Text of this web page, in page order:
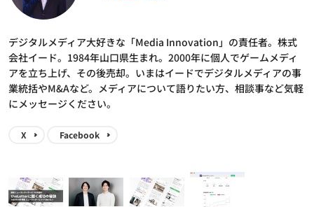
デジタルメディア大好きな「Media Innovation」の責任者。株式
会社イード。1984年山口県生まれ。2000年に個人でゲームメディ
アを立ち上げ、その後売却。いまはイードでデジタルメディアの事
業統括やM&Aなど。メディアについて語りたい方、相談事など気軽
にメッセージください。
X Facebook